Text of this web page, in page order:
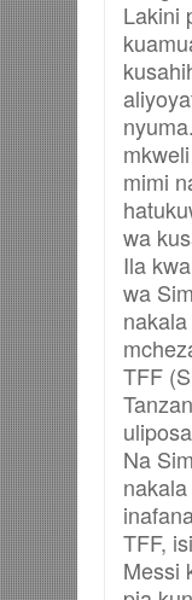
Lakini
mimi
wa
Ila
wa
TFF
Na
TFF,
Messi